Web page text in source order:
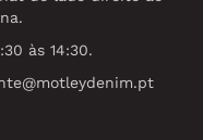
às 14:30.